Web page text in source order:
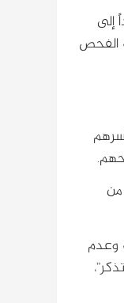
إلى
الفحص
من
وعدم